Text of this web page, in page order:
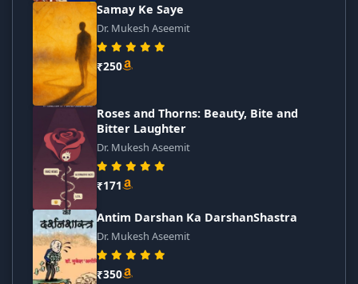
Samay Ke Saye
Dr. Mukesh Aseemit
₹250
Roses and Thorns: Beauty, Bite and
Bitter Laughter
Dr. Mukesh Aseemit
₹171
Antim Darshan Ka DarshanShastra
Dr. Mukesh Aseemit
₹350